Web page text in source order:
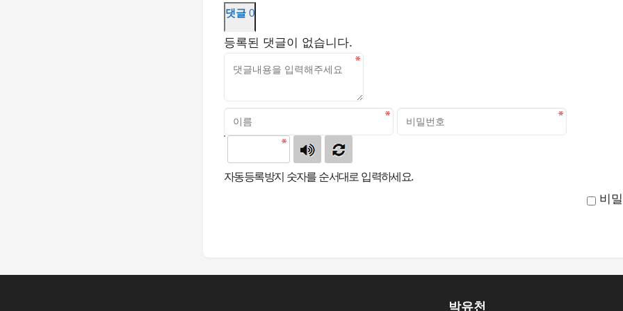
댓글 0
등록된 댓글이 없습니다.
자동등록방지 숫자를 순서대로 입력하세요.
비
박유천